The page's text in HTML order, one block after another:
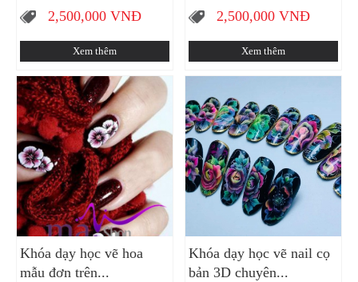
2,500,000VNĐ
Xem thêm
2,500,000 VNĐ
Xem thêm
Khóa dạy học vẽ hoa
mẫu đơn trên...
Khóa dạy học vẽ nail cọ
bản 3D chuyên...